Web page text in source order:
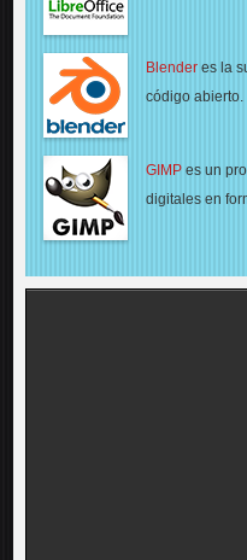
Blender es la
código abierto.
GIMP es un
digitales en